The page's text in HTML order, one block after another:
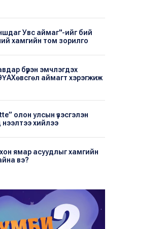
Увс аймаг"-ийг бий
хамгийн том зорилго
бүрэн эмчлэгдэх
аймагт хэрэгжиж
олон улсын үзэсгэлэн
хийлээ
ямар асуудлыг хамгийн
вэ?